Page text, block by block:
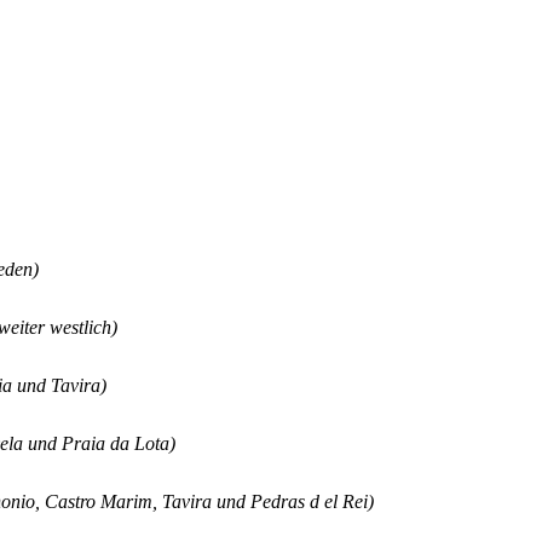
westlich)
und Tavira)
und Praia da Lota)
Castro Marim, Tavira und Pedras d el Rei)